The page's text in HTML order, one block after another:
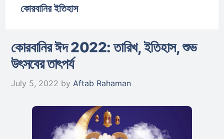
কোরবানির ইতিহাস
কোরবানির ঈদ 2022: তারিখ, ইতিহাস, শুভ
উৎসবের তাৎপর্য
July 5, 2022 by Aftab Rahaman